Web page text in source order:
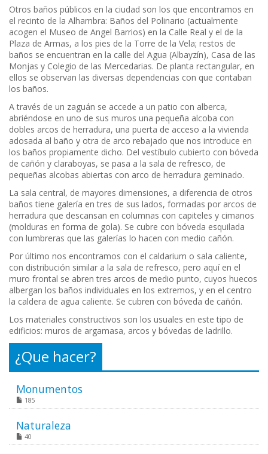
Otros baños públicos en la ciudad son los que encontramos en
el recinto de la Alhambra: Baños del Polinario (actualmente
acogen el Museo de Angel Barrios) en la Calle Real y el de la
Plaza de Armas, a los pies de la Torre de la Vela; restos de
baños se encuentran en la calle del Agua (Albayzín), Casa de las
Monjas y Colegio de las Mercedarias. De planta rectangular, en
ellos se observan las diversas dependencias con que contaban
los baños.
A través de un zaguán se accede a un patio con alberca,
abriéndose en uno de sus muros una pequeña alcoba con
dobles arcos de herradura, una puerta de acceso a la vivienda
adosada al baño y otra de arco rebajado que nos introduce en
los baños propiamente dicho. Del vestíbulo cubierto con bóveda
de cañón y claraboyas, se pasa a la sala de refresco, de
pequeñas alcobas abiertas con arco de herradura geminado.
La sala central, de mayores dimensiones, a diferencia de otros
baños tiene galería en tres de sus lados, formadas por arcos de
herradura que descansan en columnas con capiteles y cimanos
(molduras en forma de gola). Se cubre con bóveda esquilada
con lumbreras que las galerías lo hacen con medio cañón.
Por último nos encontramos con el caldarium o sala caliente,
con distribución similar a la sala de refresco, pero aquí en el
muro frontal se abren tres arcos de medio punto, cuyos huecos
albergan los baños individuales en los extremos, y en el centro
la caldera de agua caliente. Se cubren con bóveda de cañón.
Los materiales constructivos son los usuales en este tipo de
edificios: muros de argamasa, arcos y bóvedas de ladrillo.
¿Que hacer?
Monumentos
185
Naturaleza
40